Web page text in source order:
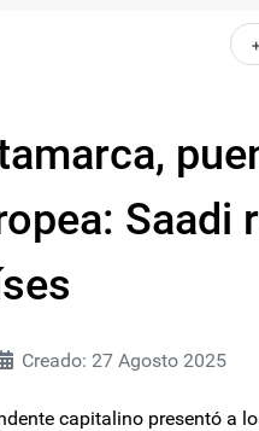
Saadi
Creado: 27 Agosto 2025
capitalino presentó a